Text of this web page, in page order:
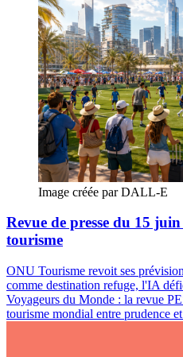
Image créée par DALL-E
Revue de presse du 15
tourisme
ONU Tourisme revoit ses
comme destination refuge, l'IA
Voyageurs du Monde : la revue
tourisme mondial entre prudence